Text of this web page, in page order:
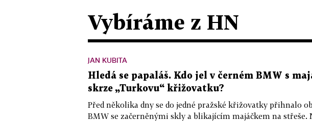
Vybíráme z HN
JAN KUBITA
Hledá se papaláš. Kdo jel v černém BMW s
skrze „Turkovu“ křižovatku?
Před několika dny se do jedné pražské křižovatky přihnalo
BMW se začerněnými skly a blikajícím majáčkem na střeše.